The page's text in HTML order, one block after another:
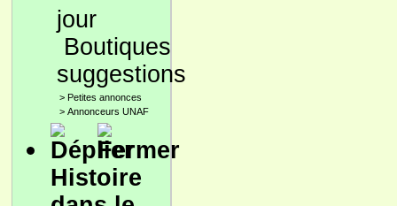
Boutiques
suggestions
> Petites annonces
> Annonceurs UNAF
Histoire